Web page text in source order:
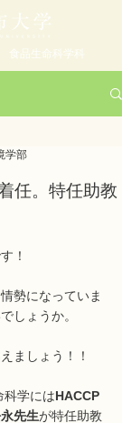
食品生命科学科
任。特任助教
学部
！
勢になっていま
しょうか。
ましょう！！
科学にはHACCP
先生が特任助教